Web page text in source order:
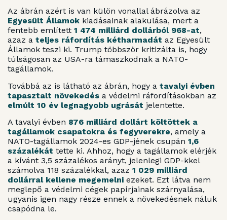
Az ábrán azért is van külön vonallal ábrázolva az
Egyesült Államok kiadásainak alakulása, mert a
fentebb említett 1 474 milliárd dollárból 968-at,
azaz a teljes ráfordítás kétharmadát az Egyesült
Államok teszi ki. Trump többször kritizálta is, hogy
túlságosan az USA-ra támaszkodnak a NATO-
tagállamok.
Továbbá az is látható az ábrán, hogy a tavalyi évben
tapasztalt növekedés a védelmi ráfordításokban az
elmúlt 10 év legnagyobb ugrását jelentette.
A tavalyi évben 876 milliárd dollárt költöttek a
tagállamok csapatokra és fegyverekre, amely a
NATO-tagállamok 2024-es GDP-jének csupán 1,6
százalékát tette ki. Ahhoz, hogy a tagállamok elérjék
a kívánt 3,5 százalékos arányt, jelenlegi GDP-kkel
számolva 118 százalékkal, azaz 1 029 milliárd
dollárral kellene megemelni ezeket. Ezt látva nem
meglepő a védelmi cégek papírjainak szárnyalása,
ugyanis igen nagy része ennek a növekedésnek náluk
csapódna le.